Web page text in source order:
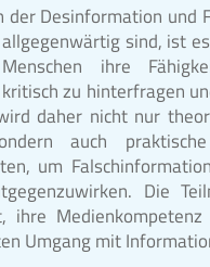
der Desinformation und
sind, ist
ihre
zu hinterfragen
daher nicht nur
auch
um
Die
ihre
Umgang mit